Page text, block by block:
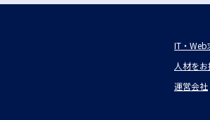
IT・Web
人材を
運営会社